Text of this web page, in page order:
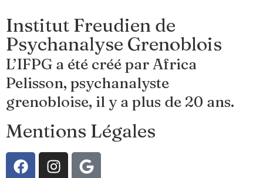
Institut Freudien de
Psychanalyse Grenoblois
L’IFPG a été créé par Africa
Pelisson, psychanalyste
grenobloise, il y a plus de 20 ans.
Mentions Légales